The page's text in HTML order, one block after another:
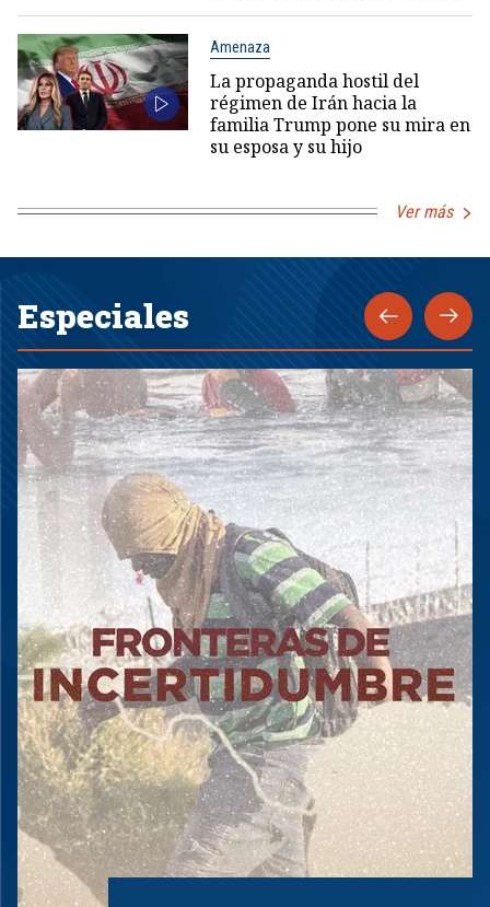
Amenaza
La propaganda hostil del
régimen de Irán hacia la
familia Trump pone su mira en
su esposa y su hijo
Ver más
Especiales